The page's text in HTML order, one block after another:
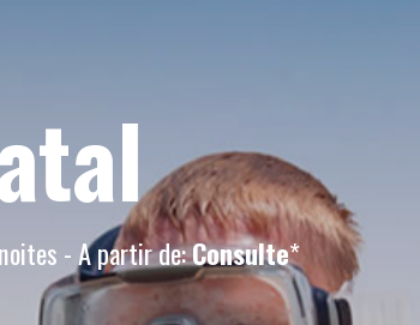
- A partir de:Consulte*